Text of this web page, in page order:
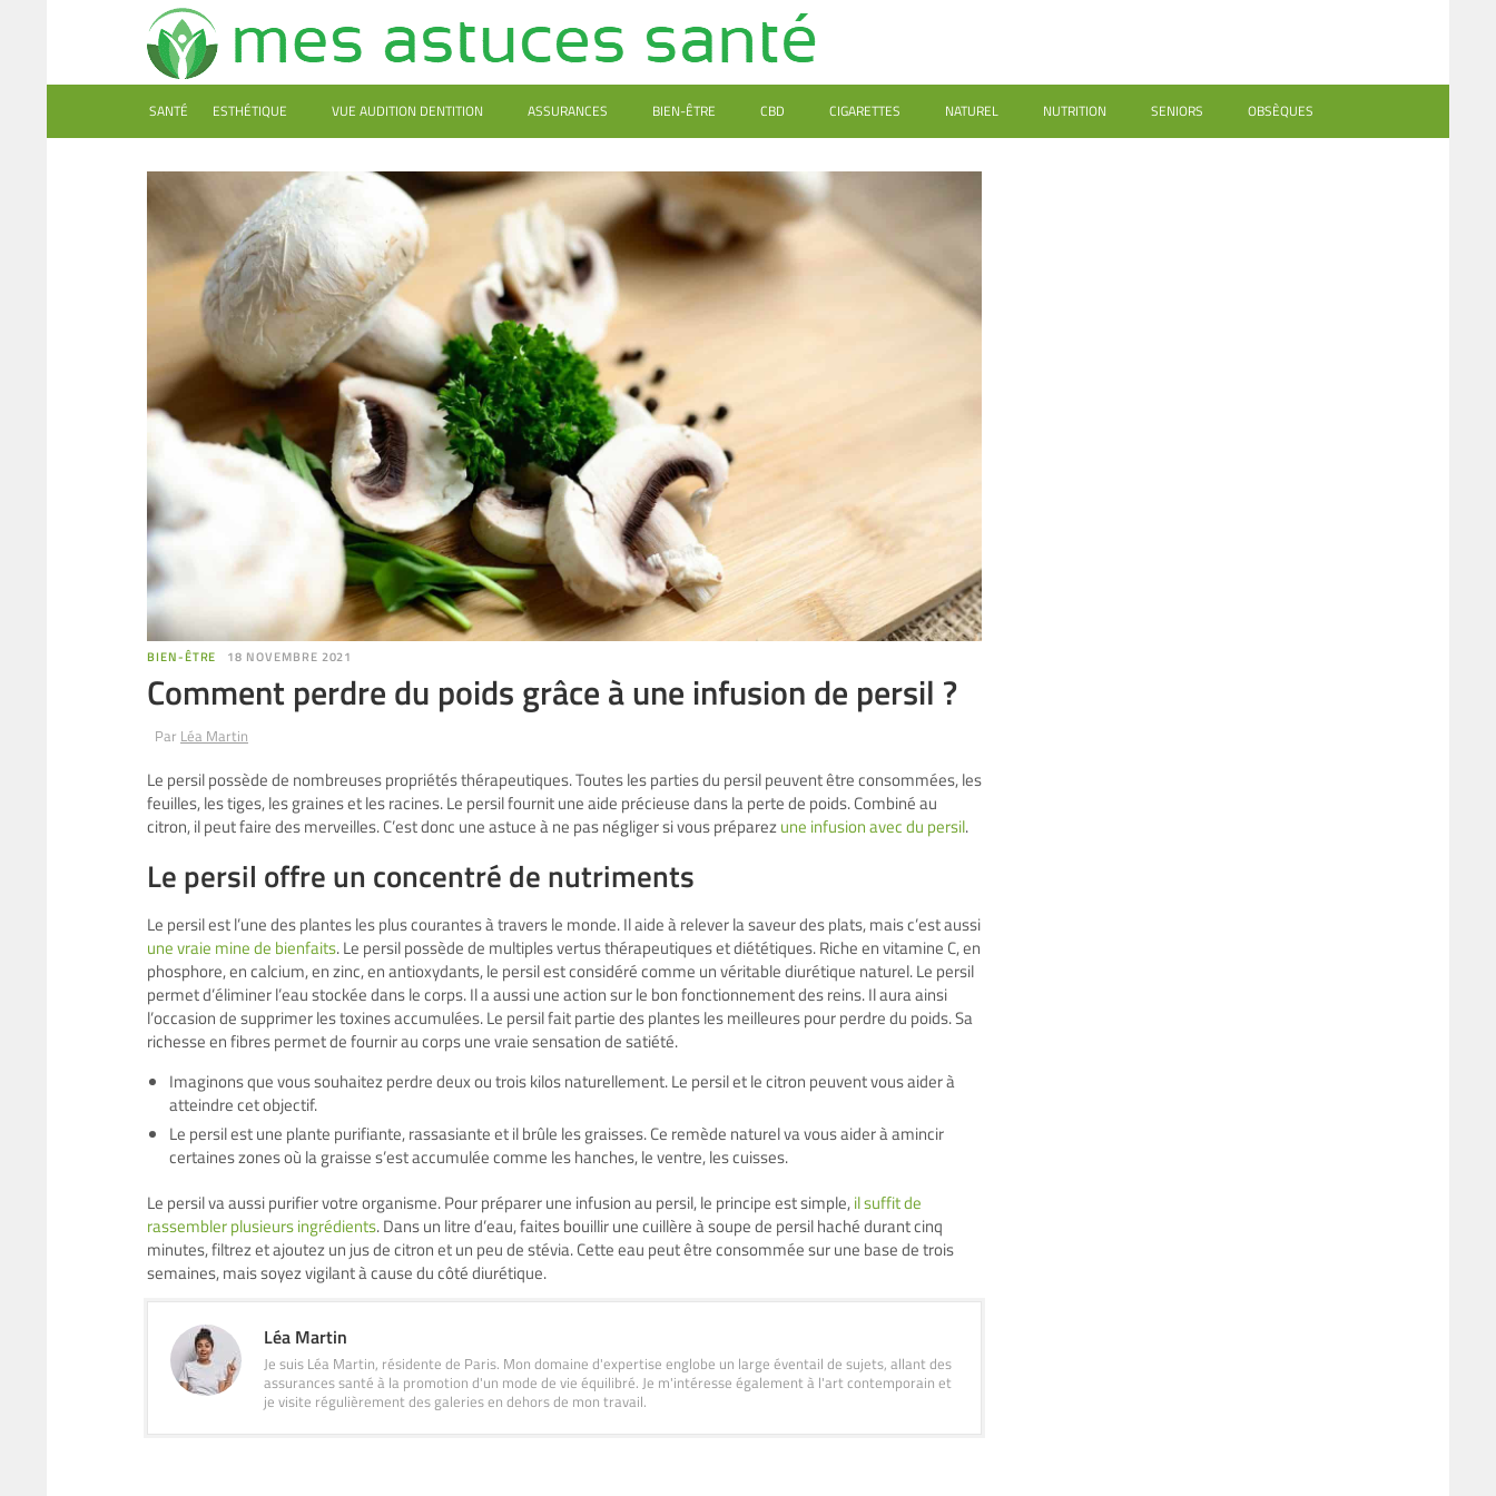
SANTÉ ESTHÉTIQUE VUE AUDITION DENTITION ASSURANCES BIEN-ÊTRE CBD CIGARETTES NATUREL NUTRITION SENIORS OBSÈQUES
BIEN-ÊTRE 18 NOVEMBRE 2021
Comment perdre du poids grâce à une infusion de persil ?
Par Léa Martin
Le persil possède de nombreuses propriétés thérapeutiques. Toutes les parties du persil peuvent être consommées, les
feuilles, les tiges, les graines et les racines. Le persil fournit une aide précieuse dans la perte de poids. Combiné au
citron, il peut faire des merveilles. C’est donc une astuce à ne pas négliger si vous préparezune infusion avec du persil.
Le persil offre un concentré de nutriments
Le persil est l’une des plantes les plus courantes à travers le monde. Il aide à relever la saveur des plats, mais c’est aussi
une vraie mine de bienfaits. Le persil possède de multiples vertus thérapeutiques et diététiques. Riche en vitamine C, en
phosphore, en calcium, en zinc, en antioxydants, le persil est considéré comme un véritable diurétique naturel. Le persil
permet d’éliminer l’eau stockée dans le corps. Il a aussi une action sur le bon fonctionnement des reins. Il aura ainsi
l’occasion de supprimer les toxines accumulées. Le persil fait partie des plantes les meilleures pour perdre du poids. Sa
richesse en fibres permet de fournir au corps une vraie sensation de satiété.
Imaginons que vous souhaitez perdre deux ou trois kilos naturellement. Le persil et le citron peuvent vous aider à
atteindre cet objectif.
Le persil est une plante purifiante, rassasiante et il brûle les graisses. Ce remède naturel va vous aider à amincir
certaines zones où la graisse s’est accumulée comme les hanches, le ventre, les cuisses.
Le persil va aussi purifier votre organisme. Pour préparer une infusion au persil, le principe est simple,il suffit de
rassembler plusieurs ingrédients. Dans un litre d’eau, faites bouillir une cuillère à soupe de persil haché durant cinq
minutes, filtrez et ajoutez un jus de citron et un peu de stévia. Cette eau peut être consommée sur une base de trois
semaines, mais soyez vigilant à cause du côté diurétique.
Léa Martin
Je suis Léa Martin, résidente de Paris. Mon domaine d'expertise englobe un large éventail de sujets, allant des
assurances santé à la promotion d'un mode de vie équilibré. Je m'intéresse également à l'art contemporain et
je visite régulièrement des galeries en dehors de mon travail.